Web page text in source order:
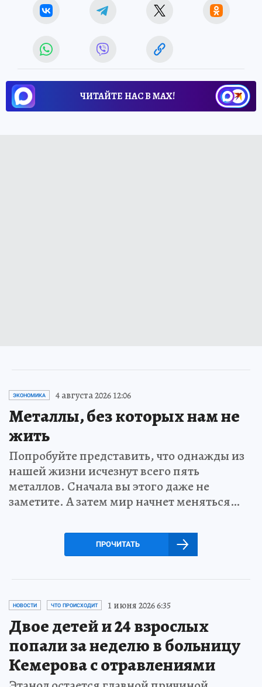
ЧИТАЙТЕ НАС В МАХ!
ЭКОНОМИКА 4 августа 2026 12:06
Металлы, без которых нам не
жить
Попробуйте представить, что однажды из
нашей жизни исчезнут всего пять
металлов. Сначала вы этого даже не
заметите. А затем мир начнет меняться…
ПРОЧИТАТЬ
НОВОСТИ ЧТО ПРОИСХОДИТ 1 июня 2026 6:35
Двое детей и 24 взрослых
попали за неделю в больницу
Кемерова с отравлениями